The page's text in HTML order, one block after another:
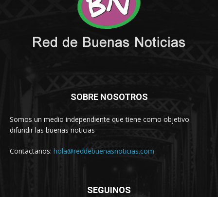
SOBRE NOSOTROS
Somos un medio independiente que tiene como objetivo
difundir las buenas noticias
Contactanos: hola@reddebuenasnoticias.com
SEGUINOS